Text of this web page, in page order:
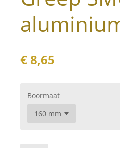
€ 8,65
Boormaat